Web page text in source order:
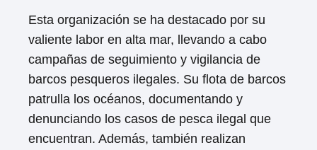
Esta organización se ha destacado por su
valiente labor en alta mar, llevando a cabo
campañas de seguimiento y vigilancia de
barcos pesqueros ilegales. Su flota de barcos
patrulla los océanos, documentando y
denunciando los casos de pesca ilegal que
encuentran. Además, también realizan